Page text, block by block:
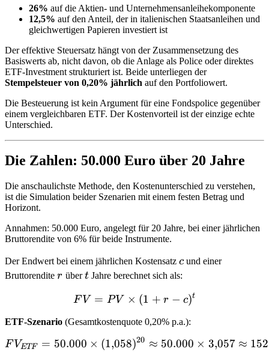
26% auf die Aktien- und Unternehmensanleihekomponente
12,5% auf den Anteil, der in italienischen Staatsanleihen und
gleichwertigen Papieren investiert ist
Der effektive Steuersatz hängt von der Zusammensetzung des
Basiswerts ab, nicht davon, ob die Anlage als Police oder direktes
ETF-Investment strukturiert ist. Beide unterliegen der
Stempelsteuer von 0,20% jährlich auf den Portfoliowert.
Die Besteuerung ist kein Argument für eine Fondspolice gegenüber
einem vergleichbaren ETF. Der Kostenvorteil ist der einzige echte
Unterschied.
Die Zahlen: 50.000 Euro über 20 Jahre
Die anschaulichste Methode, den Kostenunterschied zu verstehen,
ist die Simulation beider Szenarien mit einem festen Betrag und
Horizont.
Annahmen: 50.000 Euro, angelegt für 20 Jahre, bei einer jährlichen
Bruttorendite von 6% für beide Instrumente.
Der Endwert bei einem jährlichen Kostensatz c
c und einer
Bruttorendite r
r übert
tJahre berechnet sich als:
FV = PV \times (1 + r -
F V = PV × (1 + r − c)t
ETF-Szenario (Gesamtkostenquote 0,20% p.a.):
FV_{ETF} = 50.000
F VETF = 50.000 × (1,058)20 ≈ 50.000 × 3,057 ≈